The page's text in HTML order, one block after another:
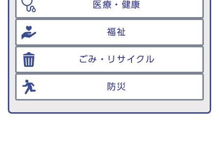
医療・健康
福祉
ごみ・リサイクル
防災